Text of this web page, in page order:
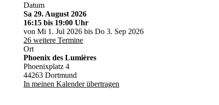
Datum
Sa 29. August 2026
16:15 bis 19:00 Uhr
von Mi 1. Jul 2026 bis Do 3. Sep 2026
26 weitere Termine
Ort
Phoenix des Lumières
Phoenixplatz 4
44263 Dortmund
In meinen Kalender übertragen